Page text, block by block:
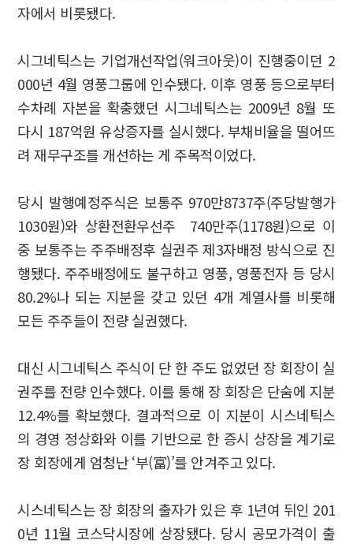
자에서 비롯됐다.
시그네틱스는 기업개선작업(워크아웃)이 진행중이던 2
000년 4월 영풍그룹에 인수됐다. 이후 영풍 등으로부터
수차례 자본을 확충했던 시그네틱스는 2009년 8월 또
다시 187억원 유상증자를 실시했다. 부채비율을 떨어뜨
려 재무구조를 개선하는 게 주목적이었다.
당시 발행예정주식은 보통주 970만8737주(주당발행가
1030원)와 상환전환우선주 740만주(1178원)으로 이
중 보통주는 주주배정후 실권주 제3자배정 방식으로 진
행됐다. 주주배정에도 불구하고 영풍, 영풍전자 등 당시
80.2%나 되는 지분을 갖고 있던 4개 계열사를 비롯해
모든 주주들이 전량 실권했다.
대신 시그네틱스 주식이 단 한 주도 없었던 장 회장이 실
권주를 전량 인수했다. 이를 통해 장 회장은 단숨에 지분
12.4%를 확보했다. 결과적으로 이 지분이 시스네틱스
의 경영 정상화와 이를 기반으로 한 증시 상장을 계기로
장 회장에게 엄청난 ‘부(富)’를 안겨주고 있다.
시스네틱스는 장 회장의 출자가 있은 후 1년여 뒤인 201
0년 11월 코스닥시장에 상장됐다. 당시 공모가격이 출